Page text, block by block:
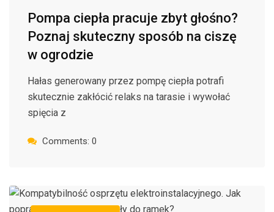
Pompa ciepła pracuje zbyt głośno?
Poznaj skuteczny sposób na ciszę
w ogrodzie
Hałas generowany przez pompę ciepła potrafi
skutecznie zakłócić relaks na tarasie i wywołać
spięcia z
Comments: 0